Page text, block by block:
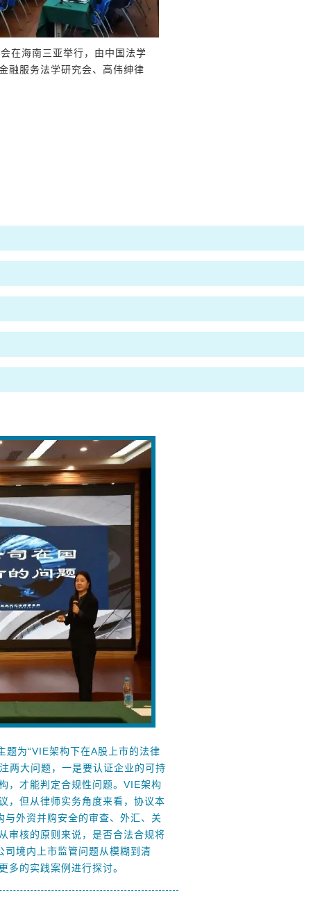
在海南三亚举行，由中国法学
融服务法学研究会、高伟绅律
题为“VIE架构下在A股上市的法律
两大问题，一是要认证企业的可持
，才能判定合规性问题。VIE架构
，但从律师实务角度来看，协议本
外资并购安全的审查、外汇、关
审核的原则来说，是否合法合规将
境内上市监管问题从模糊到清
多的实践案例进行探讨。